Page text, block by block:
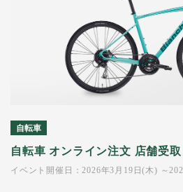
自転車
自転車 オンライン注文 店舗受
イベント開催日：2026年3月19日(木) ～